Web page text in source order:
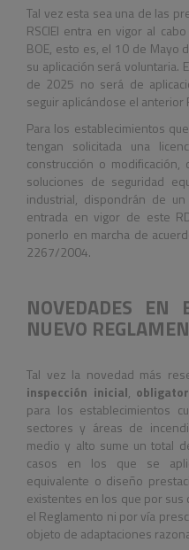
Tal vez esta sea una de las
RSCIEI entra en vigor al
BOE, esto es, el 10 de Mayo
su aplicación será voluntaria.
de 2025 no será de
seguir aplicándose el anterior
Para los establecimientos
tengan solicitada una
construcción o
soluciones de seguridad
industrial, dispondrán de
entrada en vigor de este
ponerlo en marcha de
2267/2004.
NOVEDADES EN
NUEVO
Tal vez la novedad más
inspección inicial,
para los establecimientos
sectores y áreas de
medio y alto sume un total
casos en los que se
equivalente o diseño
existentes en los que por sus
el Reglamento ni por vía
objeto de adaptaciones